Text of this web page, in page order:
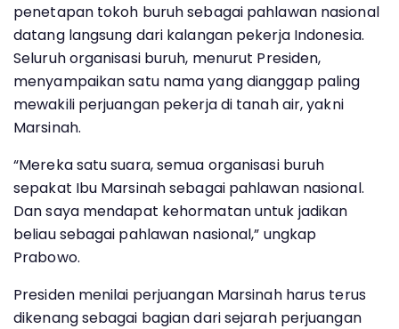
penetapan tokoh buruh sebagai pahlawan nasional
datang langsung dari kalangan pekerja Indonesia.
Seluruh organisasi buruh, menurut Presiden,
menyampaikan satu nama yang dianggap paling
mewakili perjuangan pekerja di tanah air, yakni
Marsinah.
“Mereka satu suara, semua organisasi buruh
sepakat Ibu Marsinah sebagai pahlawan nasional.
Dan saya mendapat kehormatan untuk jadikan
beliau sebagai pahlawan nasional,” ungkap
Prabowo.
Presiden menilai perjuangan Marsinah harus terus
dikenang sebagai bagian dari sejarah perjuangan